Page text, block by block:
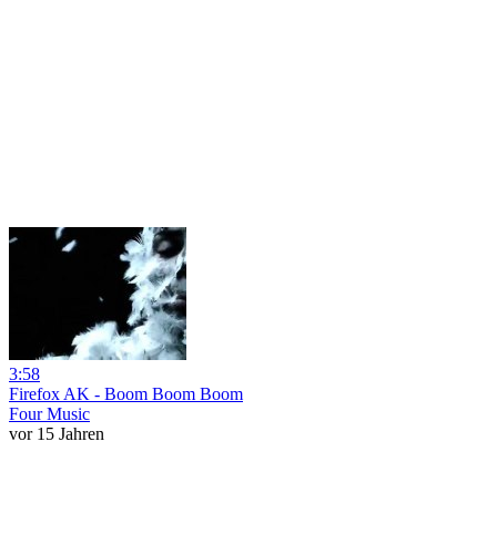
3:58
Firefox AK - Boom Boom Boom
Four Music
vor 15 Jahren